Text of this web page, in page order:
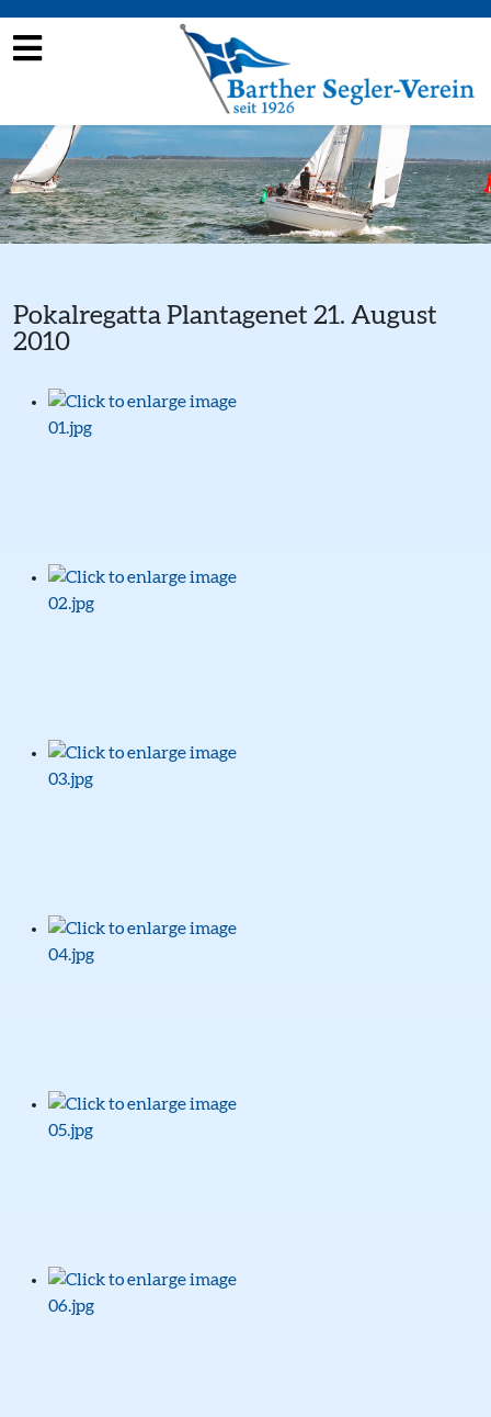
Pokalregatta Plantagenet 21. August
2010